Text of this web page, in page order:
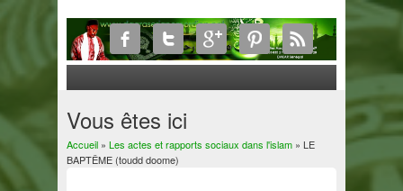
Vous êtes ici
Accueil» Les actes et rapports sociaux dans l'islam» LE
BAPTÊME (toudd doome)